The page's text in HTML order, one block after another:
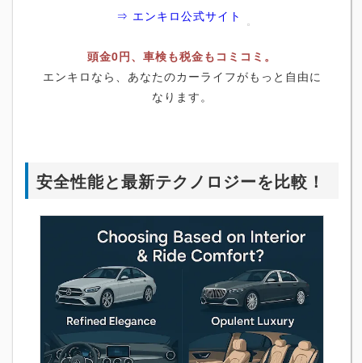
⇒ エンキロ公式サイト
頭金0円、車検も税金もコミコミ。
エンキロなら、あなたのカーライフがもっと自由に
なります。
安全性能と最新テクノロジーを比較！